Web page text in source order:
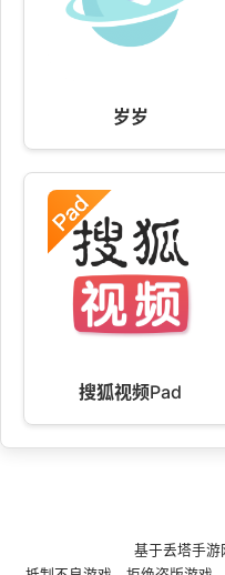
岁岁
搜狐视频Pad
基于丢塔手游